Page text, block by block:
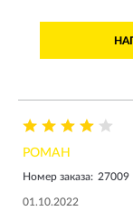
РОМАН
Номер заказа: 27009
01.10.2022